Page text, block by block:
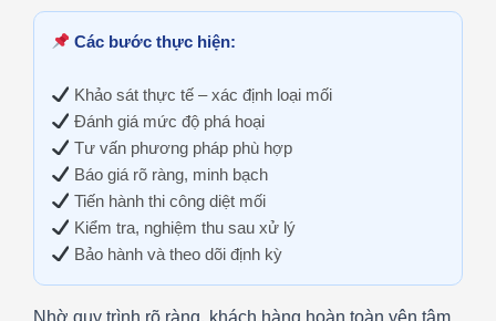
Các bước thực hiện:
Khảo sát thực tế – xác định loại mối
Đánh giá mức độ phá hoại
Tư vấn phương pháp phù hợp
Báo giá rõ ràng, minh bạch
Tiến hành thi công diệt mối
Kiểm tra, nghiệm thu sau xử lý
Bảo hành và theo dõi định kỳ
Nhờ quy trình rõ ràng, khách hàng hoàn toàn yên tâm